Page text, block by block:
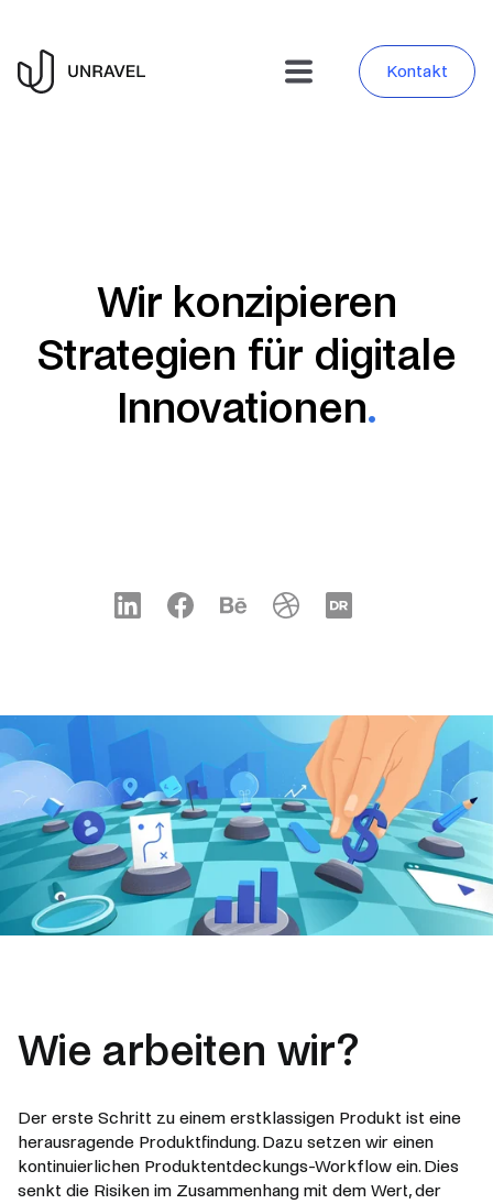
Kontakt
LinkedInFacebookBehanceDribbble
Wir konzipieren
Strategien für digitale
Innovationen.
Wie arbeiten wir?
Der erste Schritt zu einem erstklassigen Produkt ist eine
herausragende Produktfindung. Dazu setzen wir einen
kontinuierlichen Produktentdeckungs-Workflow ein. Dies
senkt die Risiken im Zusammenhang mit dem Wert, der